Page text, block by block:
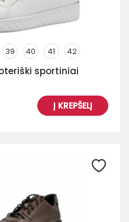
39 40 41 42
sportiniai
Į KREPŠELĮ